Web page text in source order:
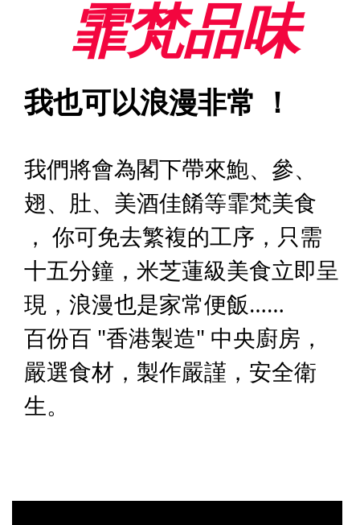
霏梵品味
我也可以浪漫非常 ！
我們將會為閣下帶來鮑、參、
翅、肚、美酒佳餚等霏梵美食
， 你可免去繁複的工序，只需
十五分鐘，米芝蓮級美食立即呈
現，浪漫也是家常便飯……
百份百 "香港製造" 中央廚房，
嚴選食材，製作嚴謹，安全衛
生。